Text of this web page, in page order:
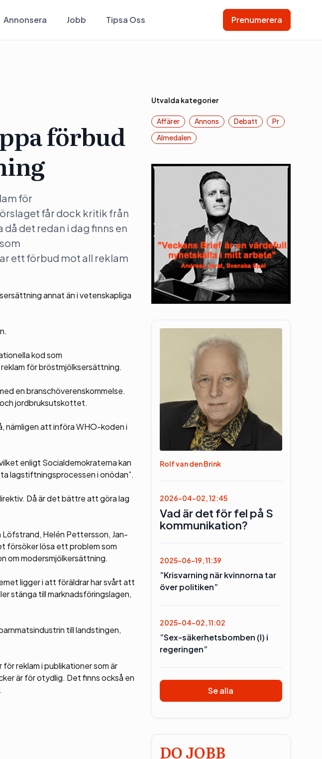
Annonsera Jobb Tipsa Oss Prenumerera
förbud
för
får dock kritik från
det redan i dag finns en
ett förbud mot all reklam
annat än i vetenskapliga
kod som
för bröstmjölksersättning.
en branschöverenskommelse.
jordbruksutskottet.
nämligen att införa WHO-koden i
enligt Socialdemokraterna kan
lagstiftningsprocessen i onödan”.
Då är det bättre att göra lag
Löfstrand, Helén Pettersson, Jan-
försöker lösa ett problem som
om modersmjölkersättning.
ligger i att föräldrar har svårt att
stänga till marknadsföringslagen,
till landstingen,
reklam i publikationer som är
är för otydlig. Det finns också en
Utvalda kategorier
Affärer Annons Debatt
Pr
Almedalen
Rolf van den Brink
2026-04-02, 12:45
Vad är det för fel på S
kommunikation?
2025-06-19, 11:39
”Krisvarning när kvinnorna tar
över politiken”
2025-04-02, 11:02
”Sex-säkerhetsbomben (l) i
regeringen”
Se alla
DO JOBB